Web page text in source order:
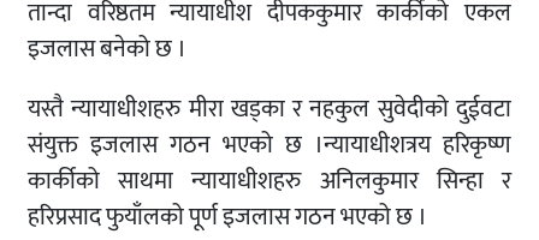
तान्दा वरिष्ठतम न्यायाधीश दीपककुमार कार्कीको एकल
इजलास बनेको छ ।
यस्तै न्यायाधीशहरु मीरा खड्का र नहकुल सुवेदीको दुईवटा
संयुक्त इजलास गठन भएको छ ।न्यायाधीशत्रय हरिकृष्ण
कार्कीको साथमा न्यायाधीशहरु अनिलकुमार सिन्हा र
हरिप्रसाद फुयाँलको पूर्ण इजलास गठन भएको छ ।